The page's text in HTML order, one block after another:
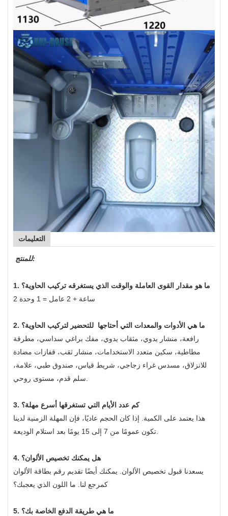
التعليمات
للمنتج:
1. ما هو مقدار القوى العاملة والوقت الذي يستغرقه تركيب الحاوية؟
2 ساعة + 2 عامل = 1 وحدة
2. ما هي الأدوات والمعدات التي أحتاجها للتحضير لتركيب الحاوية؟
رافعة، منشار يدوي، مثقاب يدوي، مفك براغي سداسي، مطرقة
مطاطية، سكين متعدد الاستخدامات، منشار ثقب، قفازات مضادة
للانزلاق، مسدس غراء زجاجي، شريط قياس، صندوق طبي، علامة،
سلم قدم، مستوى روحي.
3. كم عدد الأيام التي تستغرقها أسرع مهلة؟
هذا يعتمد على الكمية. إذا كان الحجم عاديًا، فإن المهلة الزمنية لدينا
تكون عمومًا من 7 إلى 15 يومًا بعد استلام الوديعة.
4. هل يمكنك تخصيص الألوان؟
يسعدنا قبول تخصيص الألوان. يمكنك أيضًا تقديم رقم بطاقة الألوان
كمرجع لنا. ما اللون الذي يعجبك؟
5. ما هي طريقة الدفع الخاصة بك؟